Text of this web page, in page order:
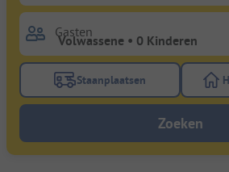
Gasten
Gebruik de filterknop
Staanplaatsen
Zoeken